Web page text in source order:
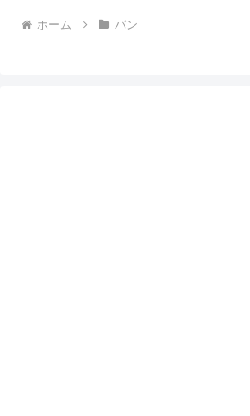
ホーム パン